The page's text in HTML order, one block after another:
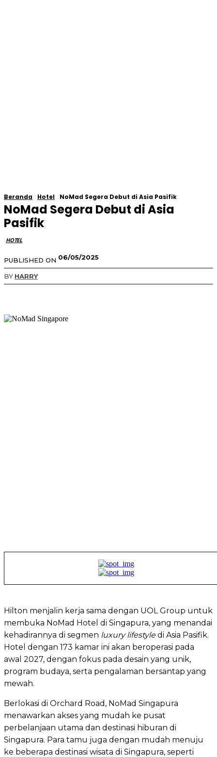
Beranda Hotel NoMad Segera Debut di Asia Pasifik
NoMad Segera Debut di Asia
Pasifik
HOTEL
PUBLISHED ON 06/05/2025
BY HARRY
Hilton menjalin kerja sama dengan UOL Group untuk
membuka NoMad Hotel di Singapura, yang menandai
kehadirannya di segmen luxury lifestyledi Asia Pasifik.
Hotel dengan 173 kamar ini akan beroperasi pada
awal 2027, dengan fokus pada desain yang unik,
program budaya, serta pengalaman bersantap yang
mewah.
Berlokasi di Orchard Road, NoMad Singapura
menawarkan akses yang mudah ke pusat
perbelanjaan utama dan destinasi hiburan di
Singapura. Para tamu juga dengan mudah menuju
ke beberapa destinasi wisata di Singapura, seperti